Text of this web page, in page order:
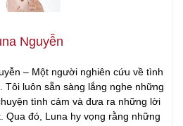
Nguyễn
– Một người nghiên cứu về tình
Tôi luôn sẵn sàng lắng nghe những
tình cảm và đưa ra những lời
Qua đó, Luna hy vọng rằng những